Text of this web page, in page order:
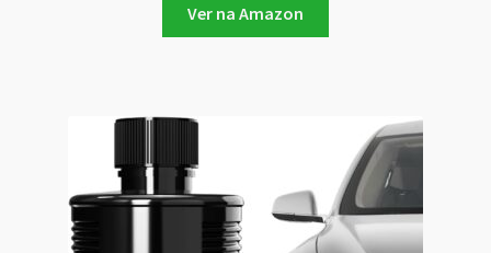
Ver na Amazon